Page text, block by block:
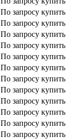
По запросу купить
По запросу купить
По запросу купить
По запросу купить
По запросу купить
По запросу купить
По запросу купить
По запросу купить
По запросу купить
По запросу купить
По запросу купить
По запросу купить